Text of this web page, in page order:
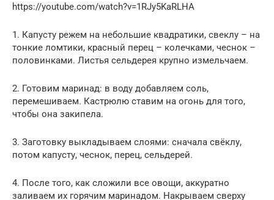
https://youtube.com/watch?v=1RJy5KaRLHA
1. Капусту режем на небольшие квадратики, свеклу – на
тонкие ломтики, красный перец – колечками, чеснок –
половинками. Листья сельдерея крупно измельчаем.
2. Готовим маринад: в воду добавляем соль,
перемешиваем. Кастрюлю ставим на огонь для того,
чтобы она закипела.
3. Заготовку выкладываем слоями: сначала свёклу,
потом капусту, чеснок, перец, сельдерей.
4. После того, как сложили все овощи, аккуратно
заливаем их горячим маринадом. Накрываем сверху